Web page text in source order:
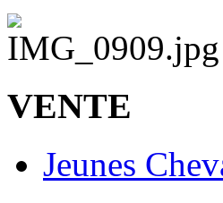
VENTE
Jeunes